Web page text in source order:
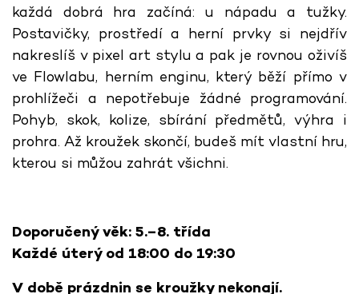
každá dobrá hra začíná: u nápadu a tužky.
Postavičky, prostředí a herní prvky si nejdřív
nakreslíš v pixel art stylu a pak je rovnou oživíš
ve Flowlabu, herním enginu, který běží přímo v
prohlížeči a nepotřebuje žádné programování.
Pohyb, skok, kolize, sbírání předmětů, výhra i
prohra. Až kroužek skončí, budeš mít vlastní hru,
kterou si můžou zahrát všichni.
Doporučený věk: 5.–8. třída
Každé úterý od 18:00 do 19:30
V době prázdnin se kroužky nekonají.